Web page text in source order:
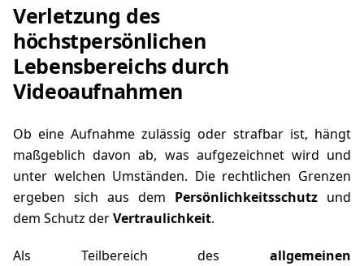
Verletzung des
höchstpersönlichen
Lebensbereichs durch
Videoaufnahmen
Ob eine Aufnahme zulässig oder strafbar ist, hängt
maßgeblich davon ab, was aufgezeichnet wird und
unter welchen Umständen. Die rechtlichen Grenzen
ergeben sich aus dem Persönlichkeitsschutz und
dem Schutz derVertraulichkeit.
Als Teilbereich des allgemeinen